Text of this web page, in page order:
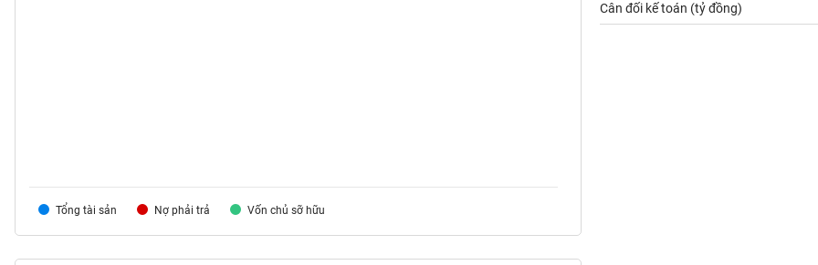
Tổng tài sản Nợ phải trả Vốn chủ sỡ hữu
Cân đối kế toán (tỷ đồng)
NGHIỆP